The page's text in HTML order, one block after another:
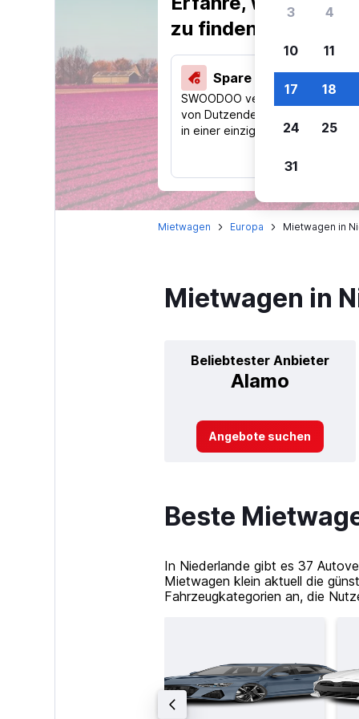
zu finden.
Spare 40 % und mehr
SWOODOO vergleicht Preise
von Dutzenden Reise-Websites
in einer einzigen Suche.
Mietwagen Europa Mietwagen in
Mietwagen in
Beliebtester Anbieter
Alamo
Angebote suchen
Beste
In Niederlande gibt es 37
Mietwagen klein aktuell die
Fahrzeugkategorien an, die
3 4
10 11
17 18
24 25
31